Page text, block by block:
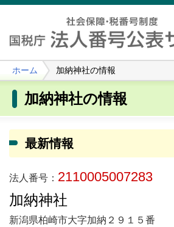
ホーム 加納神社の情報
加納神社の情報
最新情報
法人番号： 2110005007283
加納神社
新潟県柏崎市大字加納２９１５番